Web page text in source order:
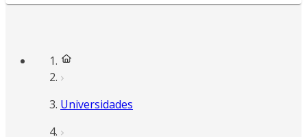
Universidades